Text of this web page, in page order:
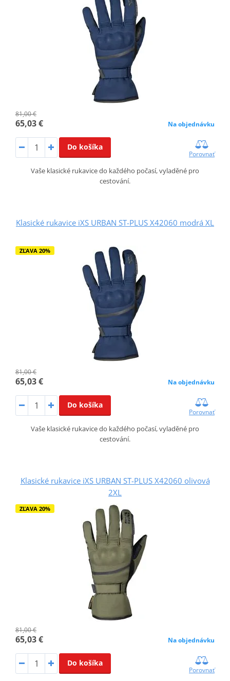
81,00 €
65,03 € Na objednávku
Do košíka
Porovnať
Vaše klasické rukavice do každého počasí, vyladěné pro
cestování.
Klasické rukavice iXS URBAN ST-PLUS X42060 modrá XL
ZĽAVA 20%
81,00 €
65,03 € Na objednávku
Do košíka
Porovnať
Vaše klasické rukavice do každého počasí, vyladěné pro
cestování.
Klasické rukavice iXS URBAN ST-PLUS X42060 olivová
2XL
ZĽAVA 20%
81,00 €
65,03 € Na objednávku
Do košíka
Porovnať